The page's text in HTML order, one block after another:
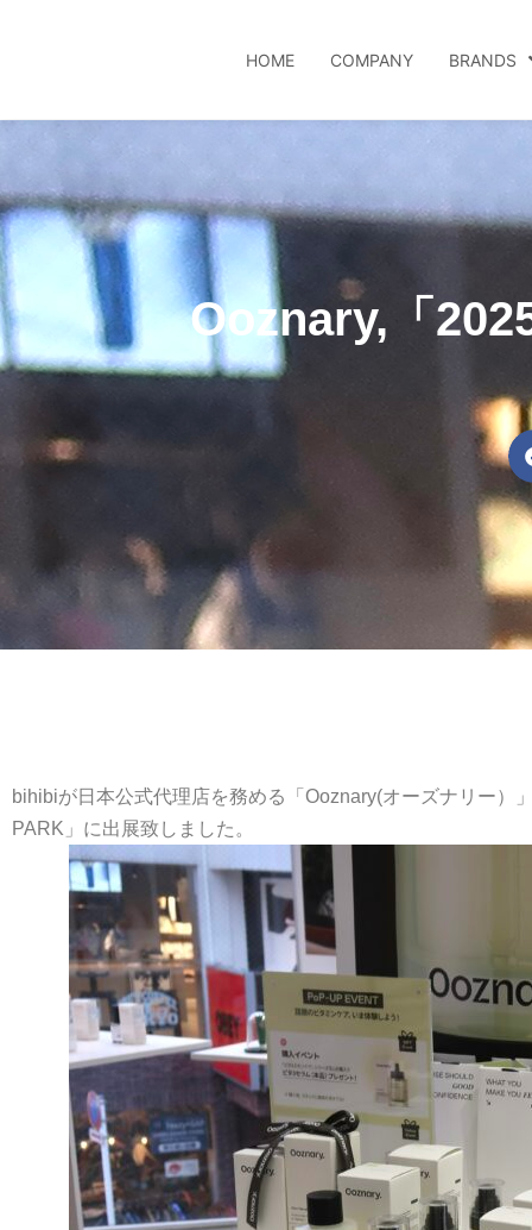
HOME COMPANY BRANDS
Ooznary,「
bihibiが日本公式代理店を務める「Ooznary(オーズナリー）
PARK」に出展致しました。